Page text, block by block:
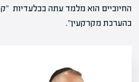
החיוביים הוא מלמד עתה בבלעדיות
בהערכת מקרקעין".